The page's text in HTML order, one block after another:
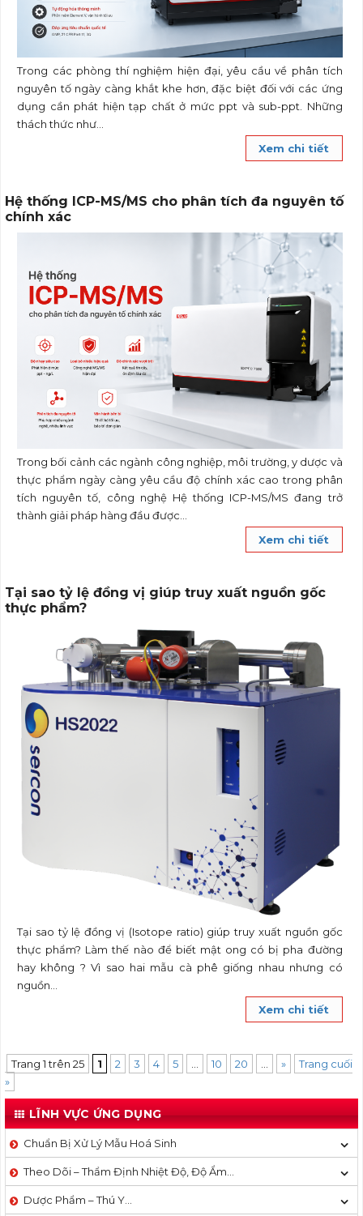
Trong các phòng thí nghiệm hiện đại, yêu cầu về phân tích
nguyên tố ngày càng khắt khe hơn, đặc biệt đối với các ứng
dụng cần phát hiện tạp chất ở mức ppt và sub-ppt. Những
thách thức như...
Xem chi tiết
Hệ thống ICP-MS/MS cho phân tích đa nguyên tố
chính xác
Trong bối cảnh các ngành công nghiệp, môi trường, y dược và
thực phẩm ngày càng yêu cầu độ chính xác cao trong phân
tích nguyên tố, công nghệ Hệ thống ICP-MS/MS đang trở
thành giải pháp hàng đầu được...
Xem chi tiết
Tại sao tỷ lệ đồng vị giúp truy xuất nguồn gốc
thực phẩm?
Tại sao tỷ lệ đồng vị (Isotope ratio) giúp truy xuất nguồn gốc
thực phẩm? Làm thế nào để biết mật ong có bị pha đường
hay không ? Vì sao hai mẫu cà phê giống nhau nhưng có
nguồn...
Xem chi tiết
Trang 1 trên 25 1 2 3 4 5 10 20 »
Trang cuối
»
LĨNH VỰC ỨNG DỤNG
Chuẩn Bị Xử Lý Mẫu Hoá Sinh
Theo Dõi – Thẩm Định Nhiệt Độ, Độ Ẩm…
Dược Phẩm – Thú Y…